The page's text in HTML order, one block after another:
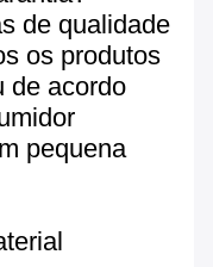
de qualidade
os produtos
de acordo
pequena